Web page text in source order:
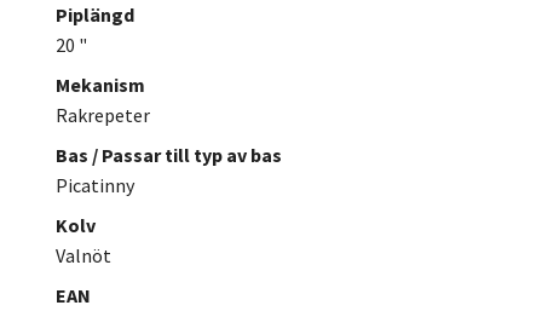
Piplängd
20 "
Mekanism
Rakrepeter
Bas / Passar till typ av bas
Picatinny
Kolv
Valnöt
EAN